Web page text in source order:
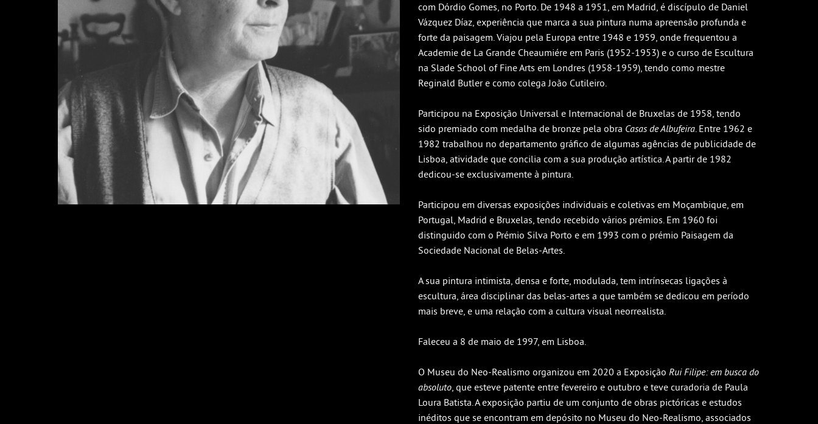
com Dórdio Gomes, no Porto. De 1948 a 1951, em Madrid, é discípulo de Daniel
Vázquez Díaz, experiência que marca a sua pintura numa apreensão profunda e
forte da paisagem. Viajou pela Europa entre 1948 e 1959, onde frequentou a
Academie de La Grande Cheaumiére em Paris (1952-1953) e o curso de Escultura
na Slade School of Fine Arts em Londres (1958-1959), tendo como mestre
Reginald Butler e como colega João Cutileiro.
Participou na Exposição Universal e Internacional de Bruxelas de 1958, tendo
sido premiado com medalha de bronze pela obra Casas de Albufeira. Entre 1962 e
1982 trabalhou no departamento gráfico de algumas agências de publicidade de
Lisboa, atividade que concilia com a sua produção artística. A partir de 1982
dedicou-se exclusivamente à pintura.
Participou em diversas exposições individuais e coletivas em Moçambique, em
Portugal, Madrid e Bruxelas, tendo recebido vários prémios. Em 1960 foi
distinguido com o Prémio Silva Porto e em 1993 com o prémio Paisagem da
Sociedade Nacional de Belas-Artes.
A sua pintura intimista, densa e forte, modulada, tem intrínsecas ligações à
escultura, área disciplinar das belas-artes a que também se dedicou em período
mais breve, e uma relação com a cultura visual neorrealista.
Faleceu a 8 de maio de 1997, em Lisboa.
O Museu do Neo-Realismo organizou em 2020 a Exposição Rui Filipe: em busca do
absoluto, que esteve patente entre fevereiro e outubro e teve curadoria de Paula
Loura Batista. A exposição partiu de um conjunto de obras pictóricas e estudos
inéditos que se encontram em depósito no Museu do Neo-Realismo, associados